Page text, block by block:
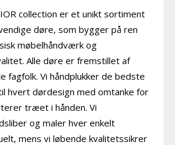
collection er et unikt sortiment
døre, som bygger på ren
møbelhåndværk og
Alle døre er fremstillet af
fagfolk. Vi håndplukker de bedste
hvert dørdesign med omtanke for
træet i hånden. Vi
og maler hver enkelt
mens vi løbende kvalitetssikrer